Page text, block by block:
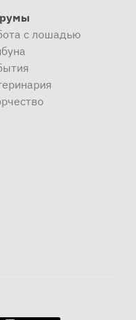
с лошадью